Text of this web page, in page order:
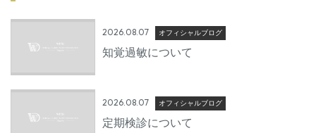
2026.08.07 オフィシャルブログ
知覚過敏について
2026.08.07 オフィシャルブログ
定期検診について